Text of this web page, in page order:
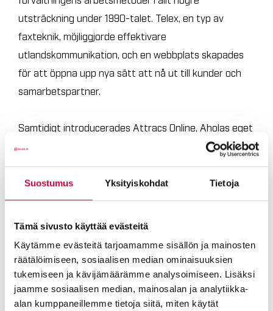
Suostumus Yksityiskohdat Tietoja
Tämä sivusto käyttää evästeitä
Käytämme evästeitä tarjoamamme sisällön ja mainosten
räätälöimiseen, sosiaalisen median ominaisuuksien
tukemiseen ja kävijämäärämme analysoimiseen. Lisäksi
jaamme sosiaalisen median, mainosalan ja analytiikka-
alan kumppaneillemme tietoja siitä, miten käytät
utsträckning under 1990-talet. Telex, en typ av
faxteknik, möjliggjorde effektivare
utlandskommunikation, och en webbplats skapades
för att öppna upp nya sätt att nå ut till kunder och
samarbetspartner.
Samtidigt introducerades Attracs Online, Aholas eget
system för digital transporthantering, som
effektiviserade den operativa
transportverksamheten och skapade förutsättningar
för snabbare informationsutbyte.
Nya system till stöd för
kunskapsbaserad ledning
Under 2000-talet har Ahola Groups förvaltning